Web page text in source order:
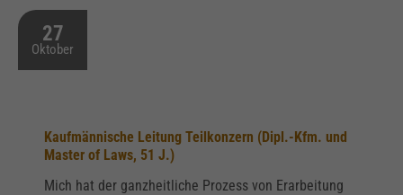
27
Oktober
Kaufmännische Leitung Teilkonzern (Dipl.-Kfm. und
Master of Laws, 51 J.)
Mich hat der ganzheitliche Prozess von Erarbeitung